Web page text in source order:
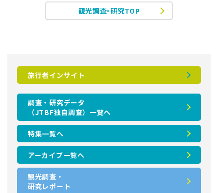
観光調査・研究TOP
旅行者インサイト
調査・研究データ
（JTBF独自調査）一覧へ
特集一覧へ
アーカイブ一覧へ
観光調査・
研究レポート